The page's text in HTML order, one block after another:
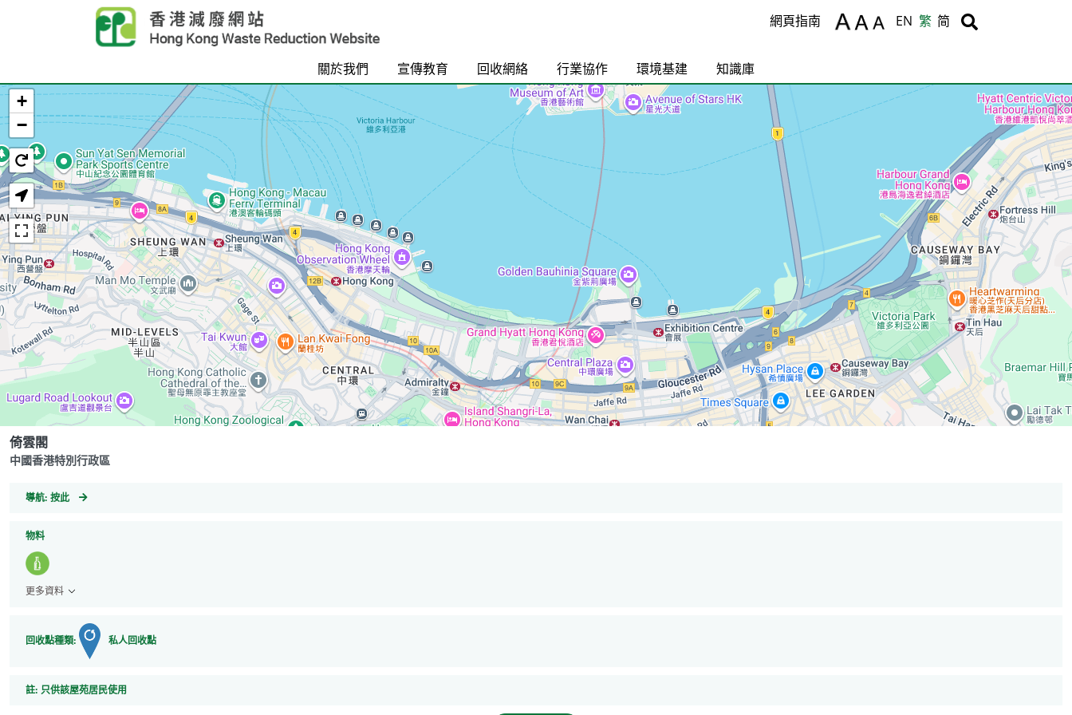
Skip to main content
Body
網頁指南 EN 繁 简 Body
關於我們 宣傳教育 回收網絡 行業協作 環境基建 知識庫
+
−
中國香港特別行政區
倚雲閣
導航: GeoCoordinates
按此
物料
更多資料
回收點種類: 私人回收點
註: 註
只供該屋苑居民使用